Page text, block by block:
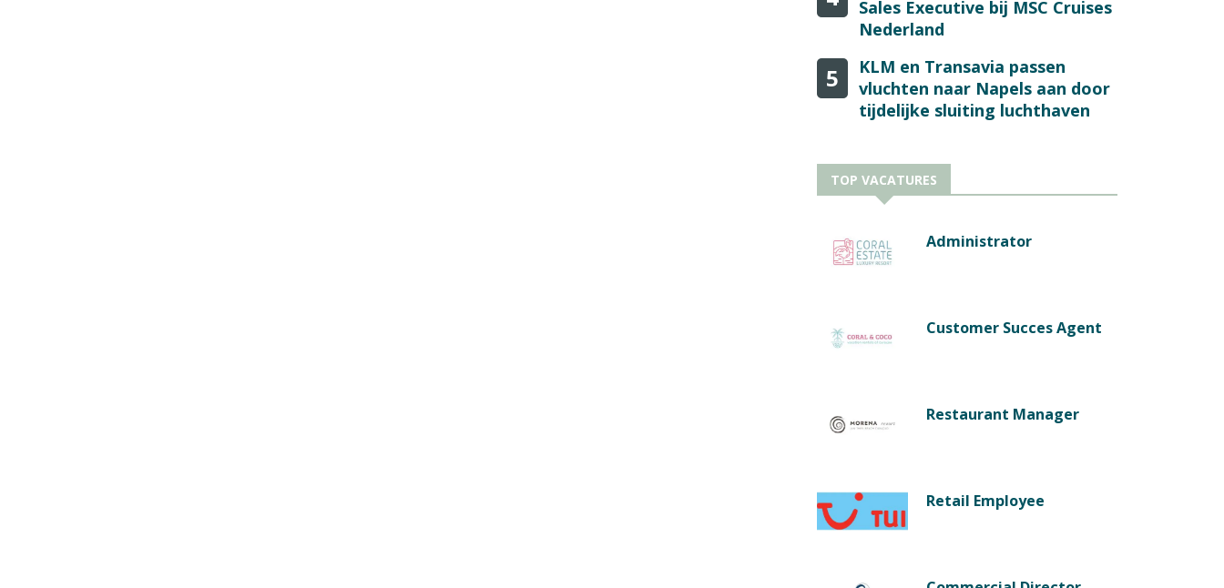
Sales Executive bij MSC Cruises
Nederland
5
KLM en Transavia passen
vluchten naar Napels aan door
tijdelijke sluiting luchthaven
TOP VACATURES
Administrator
Customer Succes Agent
Restaurant Manager
Retail Employee